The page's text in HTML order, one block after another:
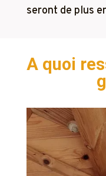
seront de plus
A quoi